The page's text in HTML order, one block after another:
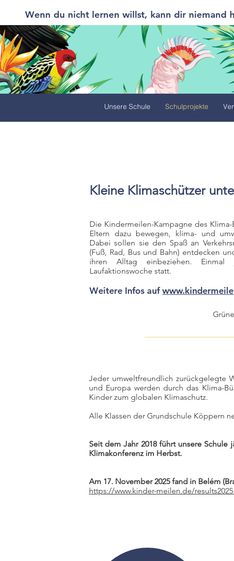
Wenn du nicht lernen willst, kann dir niemand
Kleine Klimaschützer
Die Kindermeilen-Kampagne des
Eltern dazu bewegen, klima- und
Dabei sollen sie den Spaß an
(Fuß, Rad, Bus und Bahn) entdecken
ihren Alltag einbeziehen.
Laufaktionswoche statt.
Weitere Infos auf
Jeder umweltfreundlich zurückgelegte
und Europa werden durch das Klima-
Kinder zum globalen Klimaschutz.
Alle Klassen der Grundschule Köppern
Seit dem Jahr 2018 führt unsere
Klimakonferenz im Herbst.
Am 17. November 2025 fand in Belém
https://www.kinder-meilen.de/
Unsere Schule Schulprojekte